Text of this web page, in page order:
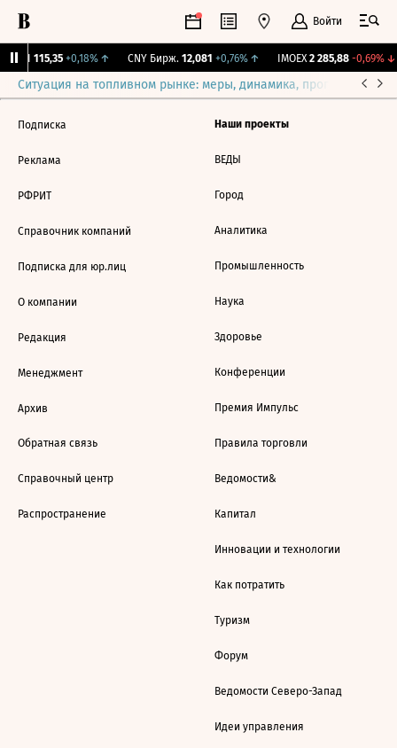
Войти
115,35 +0,18%↑ CNY Бирж. 12,081 +0,76%↑ IMOEX 2 285,88 -0,69%↓
Ситуация на топливном рынке: меры, динамика, прогнозы
Подписка
Реклама
РФРИТ
Справочник компаний
Подписка для юр.лиц
О компании
Редакция
Менеджмент
Архив
Обратная связь
Справочный центр
Распространение
Наши проекты
ВЕДЫ
Город
Аналитика
Промышленность
Наука
Здоровье
Конференции
Премия Импульс
Правила торговли
Ведомости&
Капитал
Инновации и технологии
Как потратить
Туризм
Форум
Ведомости Северо-Запад
Идеи управления